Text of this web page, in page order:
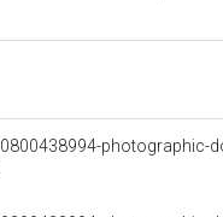
photographic-